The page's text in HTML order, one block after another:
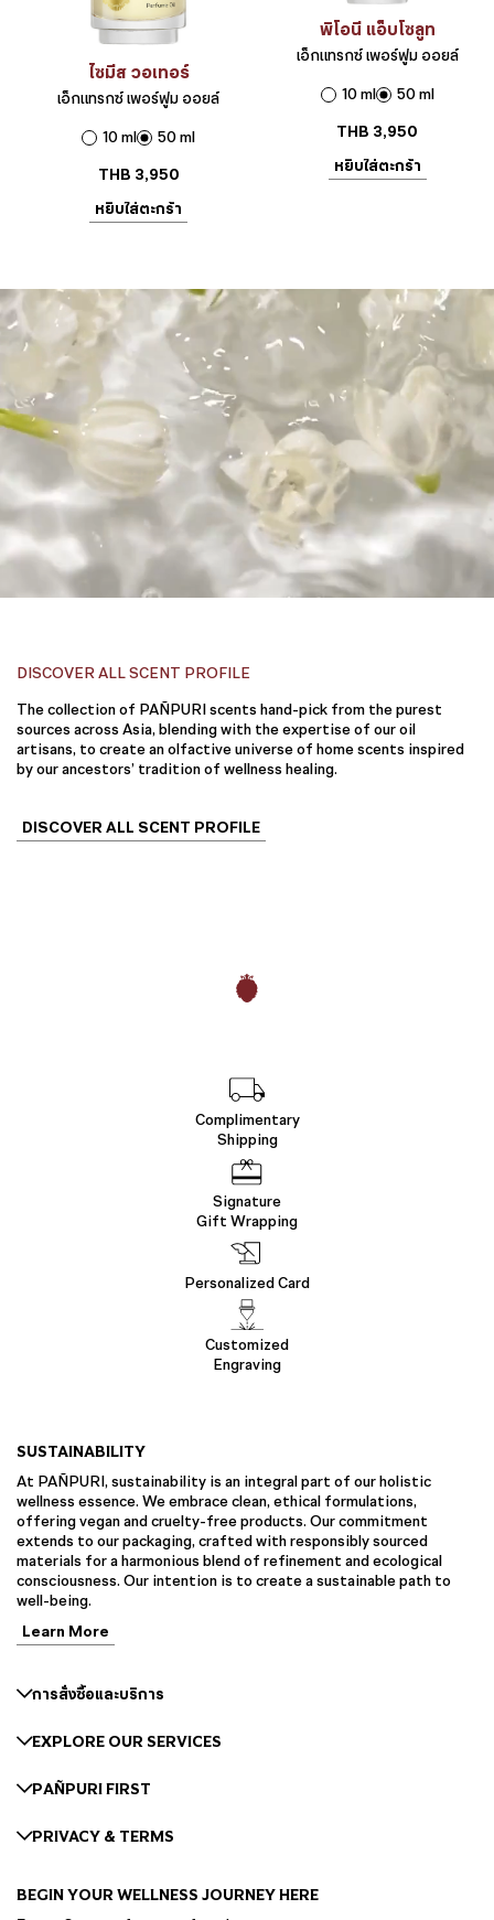
ไซมีส วอเทอร์
เอ็กแทรกซ์ เพอร์ฟูม ออยล์
10 ml
50 ml
THB 3,950
หยิบใส่ตะกร้า
พิโอนี แอ็บโซลูท
เอ็กแทรกซ์ เพอร์ฟูม ออยล์
10 ml
50 ml
THB 3,950
หยิบใส่ตะกร้า
DISCOVER ALL SCENT PROFILE
The collection of PAÑPURI scents hand-pick from the purest
sources across Asia, blending with the expertise of our oil
artisans, to create an olfactive universe of home scents inspired
by our ancestors’ tradition of wellness healing.
DISCOVER ALL SCENT PROFILE
Complimentary
Shipping
Signature
Gift Wrapping
Personalized Card
Customized
Engraving
SUSTAINABILITY
At PAÑPURI, sustainability is an integral part of our holistic
wellness essence. We embrace clean, ethical formulations,
offering vegan and cruelty-free products. Our commitment
extends to our packaging, crafted with responsibly sourced
materials for a harmonious blend of refinement and ecological
consciousness. Our intention is to create a sustainable path to
well-being.
Learn More
การสั่งซื้อและบริการ
EXPLORE OUR SERVICES
PAÑPURI FIRST
PRIVACY & TERMS
BEGIN YOUR WELLNESS JOURNEY HERE